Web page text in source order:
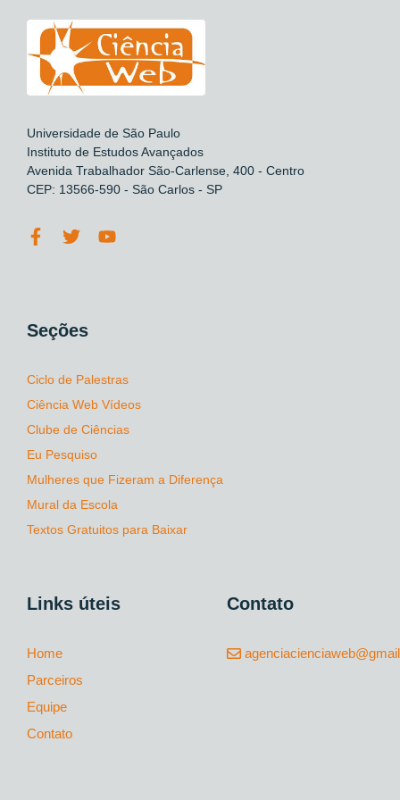
Universidade de São Paulo
Instituto de Estudos Avançados
Avenida Trabalhador São-Carlense, 400 - Centro
CEP: 13566-590 - São Carlos - SP
Seções
Ciclo de Palestras
Ciência Web Vídeos
Clube de Ciências
Eu Pesquiso
Mulheres que Fizeram a Diferença
Mural da Escola
Textos Gratuitos para Baixar
Links úteis
Home
Parceiros
Equipe
Contato
Contato